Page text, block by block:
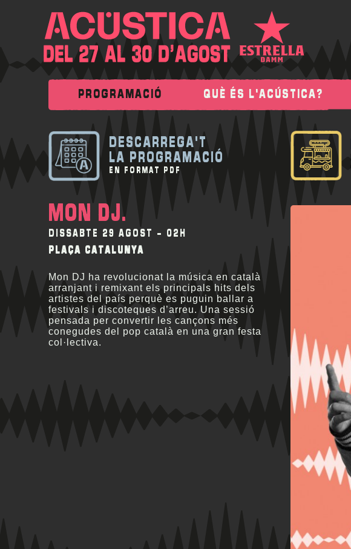
PROGRAMACIÓ QUÈ ÉS L'ACÚSTICA?
DESCARREGA'T
LA PROGRAMACIÓ
EN FORMAT PDF
MON DJ.
DISSABTE 29 AGOST - 02H
PLAÇA CATALUNYA
Mon DJ ha revolucionat la música en català
arranjant i remixant els principals hits dels
artistes del país perquè es puguin ballar a
festivals i discoteques d’arreu. Una sessió
pensada per convertir les cançons més
conegudes del pop català en una gran festa
col·lectiva.